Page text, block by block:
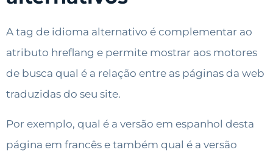
A tag de idioma alternativo é complementar ao
atributo hreflang e permite mostrar aos motores
de busca qual é a relação entre as páginas da web
traduzidas do seu site.
Por exemplo, qual é a versão em espanhol desta
página em francês e também qual é a versão